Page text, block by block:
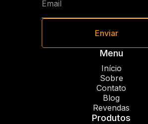
Menu
Início
Sobre
Contato
Blog
Revendas
Produtos
Enviar